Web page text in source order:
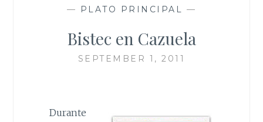
— PLATO PRINCIPAL —
Bistec en Cazuela
SEPTEMBER 1, 2011
Durante